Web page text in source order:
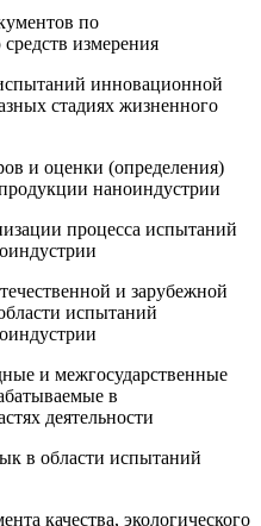
по
измерения
инновационной
стадиях жизненного
и оценки (определения)
наноиндустрии
процесса испытаний
и зарубежной
испытаний
и межгосударственные
в
деятельности
в области испытаний
качества, экологического